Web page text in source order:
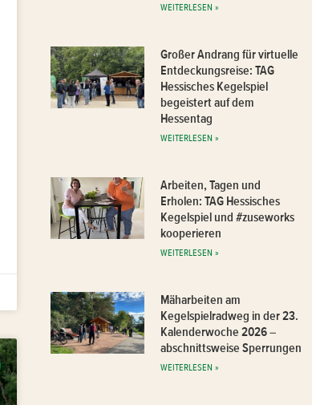
WEITERLESEN »
Großer Andrang für virtuelle
Entdeckungsreise: TAG
Hessisches Kegelspiel
begeistert auf dem
Hessentag
WEITERLESEN »
Arbeiten, Tagen und
Erholen: TAG Hessisches
Kegelspiel und #zuseworks
kooperieren
WEITERLESEN »
Mäharbeiten am
Kegelspielradweg in der 23.
Kalenderwoche 2026 –
abschnittsweise Sperrungen
WEITERLESEN »